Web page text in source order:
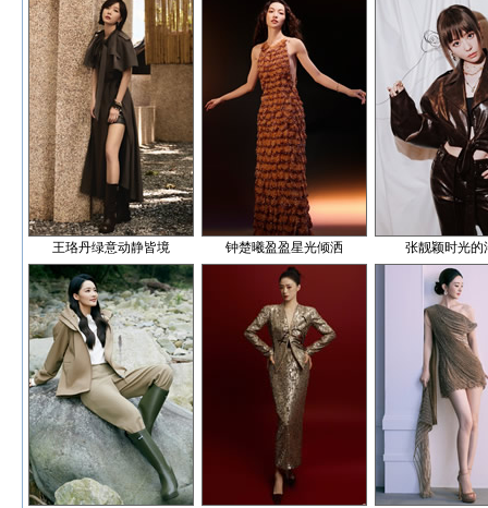
王珞丹绿意动静皆境 钟楚曦盈盈星光倾洒 张靓颖时光的